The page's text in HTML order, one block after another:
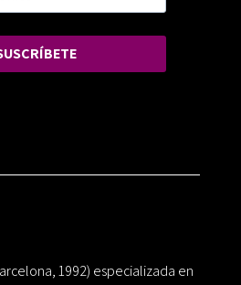
1992) especializada en